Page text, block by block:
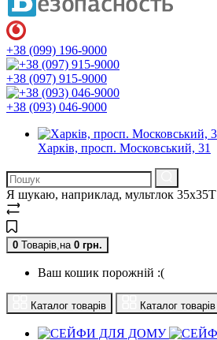
+38 (099) 196-9000
+38 (097) 915-9000
+38 (093) 046-9000
Харків, просп. Московський, 31
Я шукаю, наприклад, мультлок 35x35T
0 Товарів,на 0 грн.
Ваш кошик порожній :(
Каталог товарів Каталог товарів